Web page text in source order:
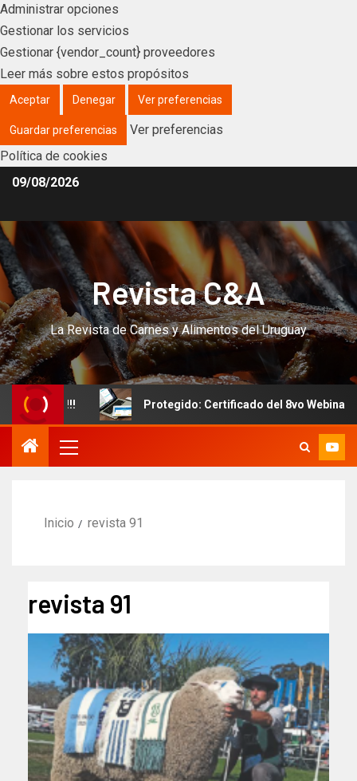
Administrar opciones
Gestionar los servicios
Gestionar {vendor_count} proveedores
Leer más sobre estos propósitos
Aceptar Denegar Ver preferencias
Guardar preferencias
Ver preferencias
Política de cookies
09/08/2026
Revista C&A
La Revista de Carnes y Alimentos del Uruguay
Protegido: Certificado del 8vo Webinar
Inicio revista 91
revista 91